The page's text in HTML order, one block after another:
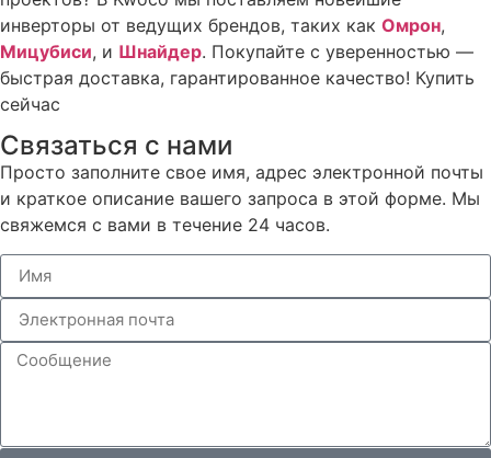
инверторы от ведущих брендов, таких как Омрон,
Мицубиси, и Шнайдер. Покупайте с уверенностью —
быстрая доставка, гарантированное качество! Купить
сейчас
Связаться с нами
Просто заполните свое имя, адрес электронной почты
и краткое описание вашего запроса в этой форме. Мы
свяжемся с вами в течение 24 часов.